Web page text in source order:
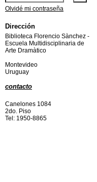
Olvidé mi contraseña
Dirección
Biblioteca Florencio Sànchez -
Escuela Multidisciplinaria de
Arte Dramàtico
Montevideo
Uruguay
contacto
Canelones 1084
2do. Piso
Tel: 1950-8865